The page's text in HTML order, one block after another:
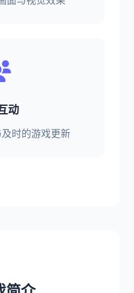
动
时的游戏更新